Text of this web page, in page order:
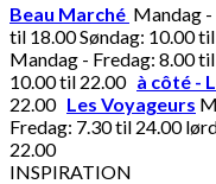
Beau Marché Mandag -
til 18.00 Søndag: 10.00
Mandag - Fredag: 8.00
10.00 til 22.00 à côté -
22.00 Les Voyageurs
Fredag: 7.30 til 24.00
22.00
INSPIRATION